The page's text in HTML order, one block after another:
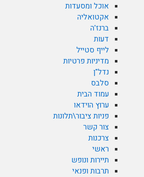
אוכל ומסעדות
אקטואליה
ברנז'ה
דעות
לייף סטייל
מדיניות פרטיות
נדל"ן
סלבס
עמוד הבית
ערוץ הוידאו
פניות ציבור\תלונות
צור קשר
צרכנות
ראשי
תיירות ונופש
תרבות ופנאי